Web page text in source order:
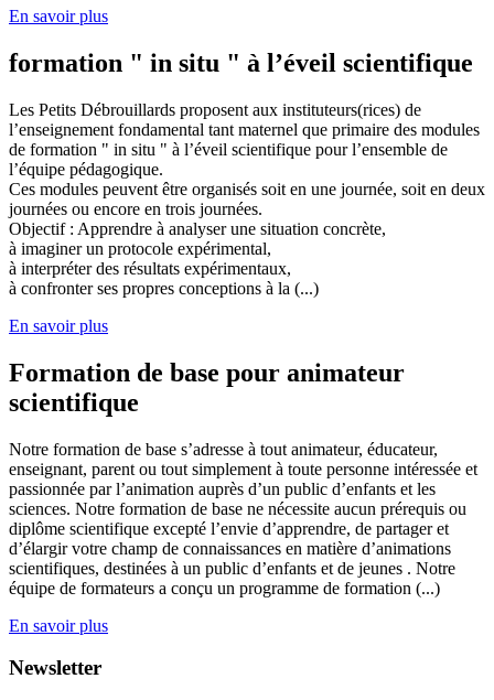
En savoir plus
formation " in situ " à l’éveil scientifique
Les Petits Débrouillards proposent aux instituteurs(rices) de
l’enseignement fondamental tant maternel que primaire des modules
de formation " in situ " à l’éveil scientifique pour l’ensemble de
l’équipe pédagogique.
Ces modules peuvent être organisés soit en une journée, soit en deux
journées ou encore en trois journées.
Objectif : Apprendre à analyser une situation concrète,
à imaginer un protocole expérimental,
à interpréter des résultats expérimentaux,
à confronter ses propres conceptions à la (...)
En savoir plus
Formation de base pour animateur
scientifique
Notre formation de base s’adresse à tout animateur, éducateur,
enseignant, parent ou tout simplement à toute personne intéressée et
passionnée par l’animation auprès d’un public d’enfants et les
sciences. Notre formation de base ne nécessite aucun prérequis ou
diplôme scientifique excepté l’envie d’apprendre, de partager et
d’élargir votre champ de connaissances en matière d’animations
scientifiques, destinées à un public d’enfants et de jeunes . Notre
équipe de formateurs a conçu un programme de formation (...)
En savoir plus
Newsletter